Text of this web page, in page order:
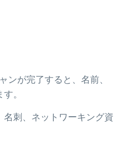
が完了すると、名前、
。
刺、ネットワーキング資